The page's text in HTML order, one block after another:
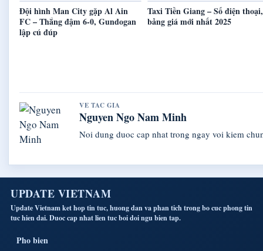
Đội hình Man City gặp Al Ain
FC – Thắng đậm 6-0, Gundogan
lập cú đúp
Taxi Tiền Giang – Số điện thoại,
bảng giá mới nhất 2025
VE TAC GIA
Nguyen Ngo Nam Minh
Noi dung duoc cap nhat trong ngay voi kiem
UPDATE VIETNAM
Update Vietnam ket hop tin tuc, huong dan va phan tich trong bo cuc phong tin
tuc hien dai. Duoc cap nhat lien tuc boi doi ngu bien tap.
Pho bien